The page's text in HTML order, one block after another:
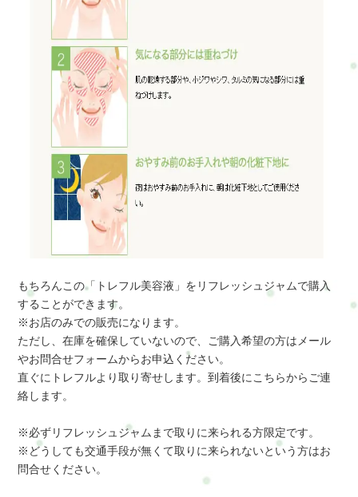
もちろんこの「トレフル美容液」をリフレッシュジャムで購入
することができます。
※お店のみでの販売になります。
ただし、在庫を確保していないので、ご購入希望の方はメール
やお問合せフォームからお申込ください。
直ぐにトレフルより取り寄せします。到着後にこちらからご連
絡します。
※必ずリフレッシュジャムまで取りに来られる方限定です。
※どうしても交通手段が無くて取りに来られないという方はお
問合せください。